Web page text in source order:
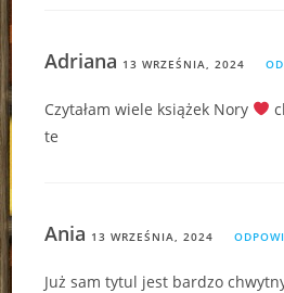
Adriana 13 WRZEŚNIA, 2024
Czytałam wiele książek Nory
te
Ania 13 WRZEŚNIA, 2024
Już sam tytul jest bardzo